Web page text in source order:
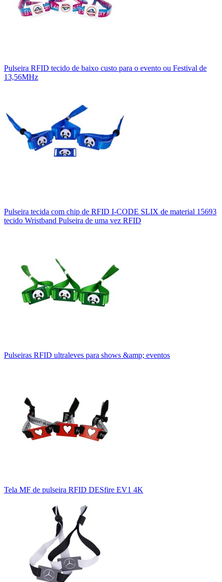
Pulseira RFID tecido de baixo custo para o evento ou Festival de
13,56MHz
Pulseira tecida com chip de RFID I-CODE SLIX de material 15693
tecido Wristband Pulseira de uma vez RFID
Pulseiras RFID ultraleves para shows &amp; eventos
Tela MF de pulseira RFID DESfire EV1 4K